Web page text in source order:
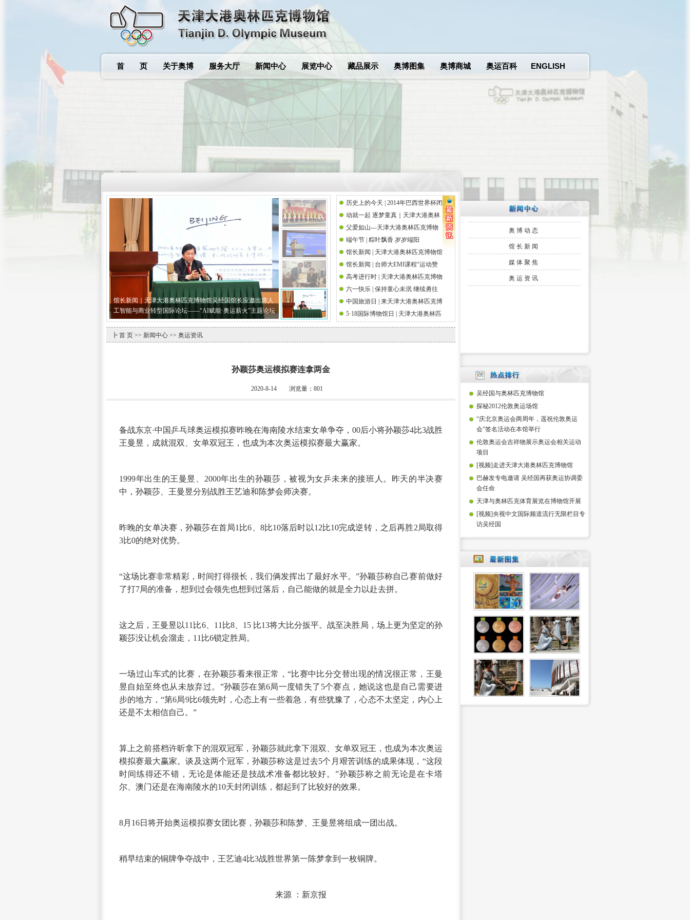
首 页 关于奥博 服务大厅 新闻中心 展览中心 藏品展示 奥博图集 奥博商城 奥运百科 ENGLISH
馆长新闻｜天津大港奥林匹克博物馆吴经国馆长应邀出席人
工智能与商业转型国际论坛——“AI赋能·奥运薪火”主题论坛
历史上的今天 | 2014年巴西世界杯闭
幕式
动就一起 逐梦童真｜天津大港奥林
匹克博物馆携手思而语幼儿园共庆
国际奥林匹克日
父爱如山---天津大港奥林匹克博物
馆祝天下父亲节日快乐
端午节 | 粽叶飘香 岁岁端阳
馆长新闻 | 天津大港奥林匹克博物馆
馆长吴经国先生参加第十八届海峡
论坛·海峡两岸关爱下一代成长论坛
馆长新闻 | 台师大EMI课程“运动赞
助策略研究”师生校外参访前国际奥
委会执行委员吴经国先生
高考进行时 | 天津大港奥林匹克博物
馆祝高考学子金榜题名
六一快乐 | 保持童心未泯 继续勇往
直前
中国旅游日 | 来天津大港奥林匹克博
物馆邂逅奥运文脉
5·18国际博物馆日 | 天津大港奥林匹
克博物馆举办筑桥梁 传圣火奥运观
影系列活动
┣ 首 页 >> 新闻中心 >> 奥运资讯
孙颖莎奥运模拟赛连拿两金
2020-8-14 浏览量： 801
备战东京·中国乒乓球奥运模拟赛昨晚在海南陵水结束女单争夺，00后小将孙颖莎4比3战胜
王曼昱，成就混双、女单双冠王，也成为本次奥运模拟赛最大赢家。
1999年出生的王曼昱、2000年出生的孙颖莎，被视为女乒未来的接班人。昨天的半决赛
中，孙颖莎、王曼昱分别战胜王艺迪和陈梦会师决赛。
昨晚的女单决赛，孙颖莎在首局1比6、8比10落后时以12比10完成逆转，之后再胜2局取得
3比0的绝对优势。
“这场比赛非常精彩，时间打得很长，我们俩发挥出了最好水平。”孙颖莎称自己赛前做好
了打7局的准备，想到过会领先也想到过落后，自己能做的就是全力以赴去拼。
这之后，王曼昱以11比6、11比8、15 比13将大比分扳平。战至决胜局，场上更为坚定的孙
颖莎没让机会溜走，11比6锁定胜局。
一场过山车式的比赛，在孙颖莎看来很正常，“比赛中比分交替出现的情况很正常，王曼
昱自始至终也从未放弃过。”孙颖莎在第6局一度错失了5个赛点，她说这也是自己需要进
步的地方，“第6局9比6领先时，心态上有一些着急，有些犹豫了，心态不太坚定，内心上
还是不太相信自己。”
算上之前搭档许昕拿下的混双冠军，孙颖莎就此拿下混双、女单双冠王，也成为本次奥运
模拟赛最大赢家。谈及这两个冠军，孙颖莎称这是过去5个月艰苦训练的成果体现，“这段
时间练得还不错，无论是体能还是技战术准备都比较好。”孙颖莎称之前无论是在卡塔
尔、澳门还是在海南陵水的10天封闭训练，都起到了比较好的效果。
8月16日将开始奥运模拟赛女团比赛，孙颖莎和陈梦、王曼昱将组成一团出战。
稍早结束的铜牌争夺战中，王艺迪4比3战胜世界第一陈梦拿到一枚铜牌。
来源 ：新京报
奥博动态
馆长新闻
媒体聚焦
奥运资讯
吴经国与奥林匹克博物馆
探秘2012伦敦奥运场馆
“庆北京奥运会两周年，遥祝伦敦奥运
会”签名活动在本馆举行
伦敦奥运会吉祥物展示奥运会相关运动
项目
[视频]走进天津大港奥林匹克博物馆
巴赫发专电邀请 吴经国再获奥运协调委
会任命
天津与奥林匹克体育展览在博物馆开展
[视频]央视中文国际频道流行无限栏目专
访吴经国